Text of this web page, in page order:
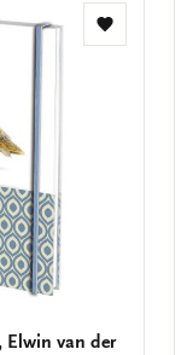
Toevoegen
Elwin van der